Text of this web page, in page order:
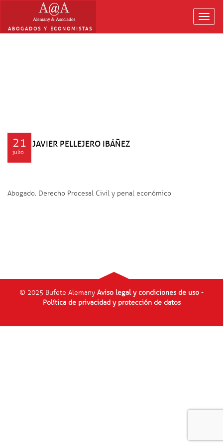
ABOGADOS Y ECONOMISTAS
21
julio
JAVIER PELLEJERO IBÁÑEZ
Abogado. Derecho Procesal Civil y penal económico
© 2025 Bufete Alemany Aviso legal y condiciones de uso -
Política de privacidad y protección de datos